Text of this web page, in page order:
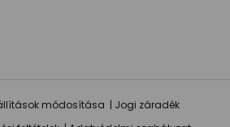
módosítása
Jogi záradék